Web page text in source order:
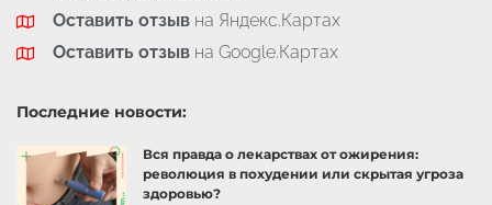
Оставить отзывна Яндекс.Картах
Оставить отзывна Google.Картах
Последние новости:
Вся правда о лекарствах от ожирения:
революция в похудении или скрытая угроза
здоровью?